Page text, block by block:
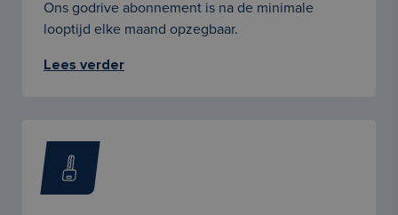
Ons godrive abonnement is na de minimale
looptijd elke maand opzegbaar.
Lees verder